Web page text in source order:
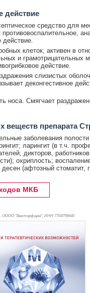
действие
средство для
клеток; активен в
и грамотрицательных
действие.
слизистых
деконгестивное
носа. Смягчает
веществ препарата
заболевания полости
ларингит (в т.ч.
дикторов,
охриплость;
(афтозный стоматит,
МКБ
ОООО "Векторфарм", ИНН 7704799640